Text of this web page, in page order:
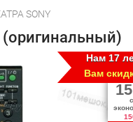
SONY
(оригинальный)
Нам 17
Вам
15